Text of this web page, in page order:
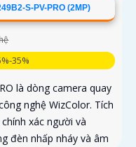
S-PV-PRO (2MP)
35%
là dòng camera quay
nghệ WizColor. Tích
xác người và
đèn nhấp nháy và âm